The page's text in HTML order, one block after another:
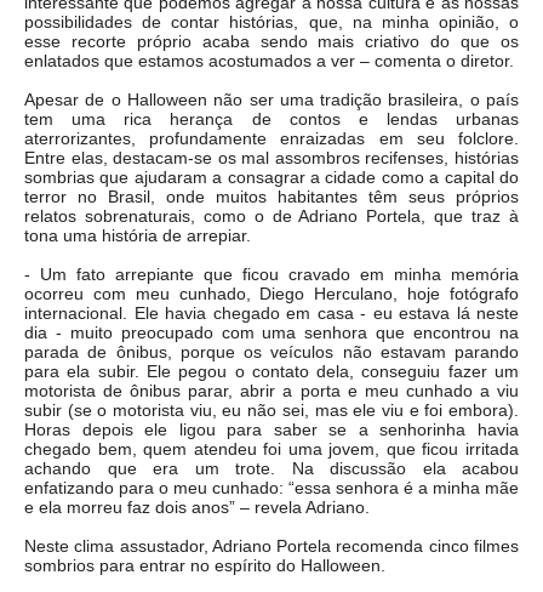
possibilidades de contar histórias, que, na minha opinião, o
esse recorte próprio acaba sendo mais criativo do que os
enlatados que estamos acostumados a ver – comenta o diretor.
Apesar de o Halloween não ser uma tradição brasileira, o país
tem uma rica herança de contos e lendas urbanas
aterrorizantes, profundamente enraizadas em seu folclore.
Entre elas, destacam-se os mal assombros recifenses, histórias
sombrias que ajudaram a consagrar a cidade como a capital do
terror no Brasil, onde muitos habitantes têm seus próprios
relatos sobrenaturais, como o de Adriano Portela, que traz à
tona uma história de arrepiar.
- Um fato arrepiante que ficou cravado em minha memória
ocorreu com meu cunhado, Diego Herculano, hoje fotógrafo
internacional. Ele havia chegado em casa - eu estava lá neste
dia - muito preocupado com uma senhora que encontrou na
parada de ônibus, porque os veículos não estavam parando
para ela subir. Ele pegou o contato dela, conseguiu fazer um
motorista de ônibus parar, abrir a porta e meu cunhado a viu
subir (se o motorista viu, eu não sei, mas ele viu e foi embora).
Horas depois ele ligou para saber se a senhorinha havia
chegado bem, quem atendeu foi uma jovem, que ficou irritada
achando que era um trote. Na discussão ela acabou
enfatizando para o meu cunhado: “essa senhora é a minha mãe
e ela morreu faz dois anos” – revela Adriano.
Neste clima assustador, Adriano Portela recomenda cinco filmes
sombrios para entrar no espírito do Halloween.